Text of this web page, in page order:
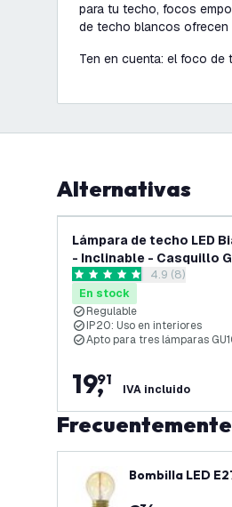
para tu techo, focos
de techo blancos
Ten en cuenta: el foco de
Alternativas
Lámpara de techo LED
- Inclinable - Casquillo
abrir el panel
4.9 estrellas de puntuación
4.9 (8)
En stock
Regulable
IP20: Uso en interiores
Apto para tres lámparas
19,
91
IVA incluido
Bombilla LED